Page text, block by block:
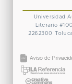
Universidad
Literario
2262300